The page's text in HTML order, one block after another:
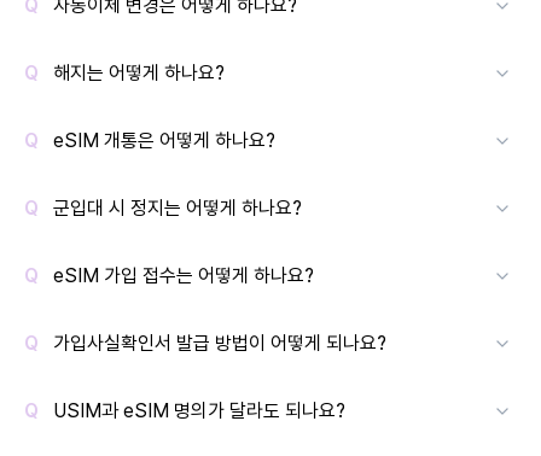
자동이체 변경은 어떻게 하나요?
해지는 어떻게 하나요?
eSIM 개통은 어떻게 하나요?
군입대 시 정지는 어떻게 하나요?
eSIM 가입 접수는 어떻게 하나요?
가입사실확인서 발급 방법이 어떻게 되나요?
USIM과 eSIM 명의가 달라도 되나요?